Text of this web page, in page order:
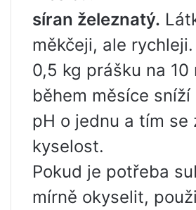
síran železnatý.
měkčeji, ale
0,5 kg prášku na 10
během měsíce sníží
pH o jednu a tím se
kyselost.
Pokud je potřeba
mírně okyselit,